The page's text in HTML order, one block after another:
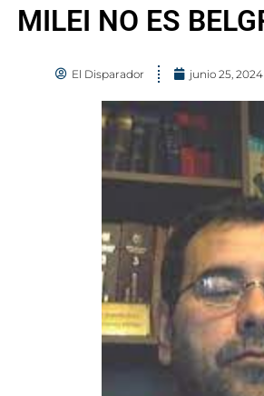
MILEI NO ES
El Disparador junio 25, 2024